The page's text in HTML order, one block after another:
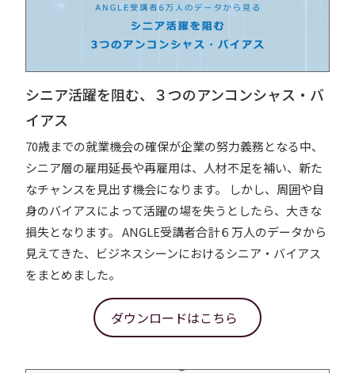
シニア活躍を阻む、３つのアンコンシャス・バ
イアス
70歳までの就業機会の確保が企業の努力義務となる中、
シニア層の雇用延長や再雇用は、人材不足を補い、新た
なチャンスを見出す機会になります。 しかし、周囲や自
身のバイアスによって活躍の場を失うとしたら、大きな
損失となります。 ANGLE受講者合計６万人のデータから
見えてきた、ビジネスシーンにおけるシニア・バイアス
をまとめました。
ダウンロードはこちら